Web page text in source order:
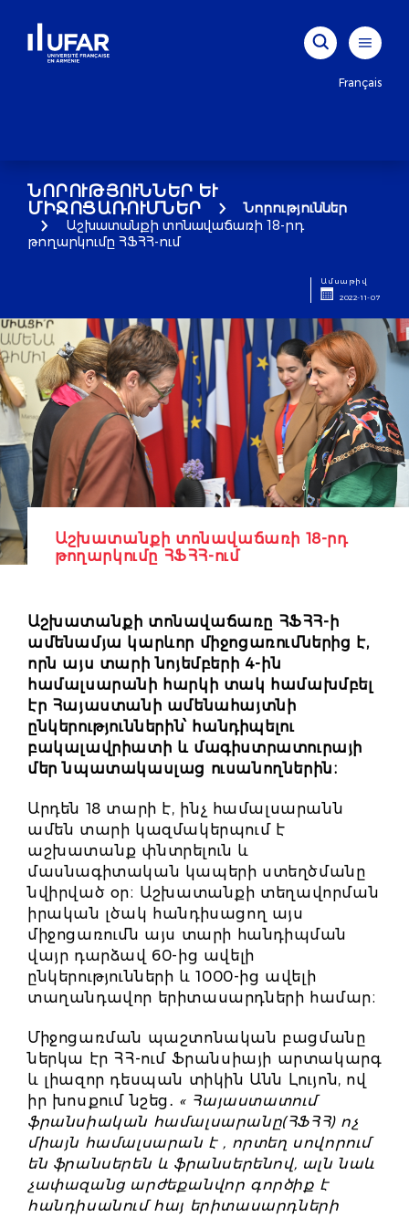
Français
ՆՈՐՈՒԹՅՈՒՆՆԵՐ ԵՒ Մ
ԻՋՈՑԱՌՈՒՄՆԵՐ
Նորություններ
Աշխատանքի տոնավաճառի 18-րդ
թողարկումը ՀՖՀՀ-ում
Ամսաթիվ
2022-11-07
Աշխատանքի տոնավաճառի 18-րդ
թողարկումը ՀՖՀՀ-ում
Աշխատանքի տոնավաճառը ՀՖՀՀ-ի
ամենամյա կարևոր միջոցառումներից է,
որն այս տարի նոյեմբերի 4-ին
համալսարանի հարկի տակ համախմբել
էր Հայաստանի ամենահայտնի
ընկերություններին՝ հանդիպելու
բակալավրիատի և մագիստրատուրայի
մեր նպատակասլաց ուսանողներին։
Արդեն 18 տարի է, ինչ համալսարանն
ամեն տարի կազմակերպում է
աշխատանք փնտրելուն և
մասնագիտական կապերի ստեղծմանը
նվիրված օր։ Աշխատանքի տեղավորման
իրական լծակ հանդիսացող այս
միջոցառումն այս տարի հանդիպման
վայր դարձավ 60-ից ավելի
ընկերությունների և 1000-ից ավելի
տաղանդավոր երիտասարդների համար։
Միջոցառման պաշտոնական բացմանը
ներկա էր ՀՀ-ում Ֆրանսիայի արտակարգ
և լիազոր դեսպան տիկին Անն Լույոն, ով
իր խոսքում նշեց․ « Հայաստատում
ֆրանսիական համալսարանը(ՀՖՀՀ) ոչ
միայն համալսարան է , որտեղ սովորում
են ֆրանսերեն և ֆրանսերենով, ալն նաև
չափազանց արժեքանվոր գործիք է
հանդիսանում հայ երիտասարդների